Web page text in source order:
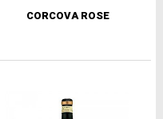
CORCOVA ROSE